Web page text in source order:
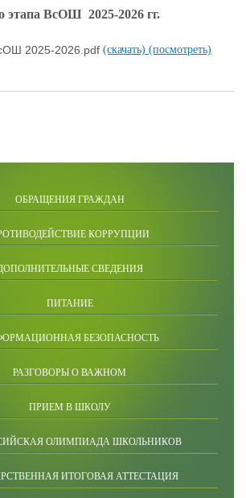
этапа ВсОШ 2025-2026 гг.
2025-2026.pdf (скачать) (посмотреть)
ОБРАЩЕНИЯ ГРАЖДАН
КОРРУПЦИИ
СВЕДЕНИЯ
ПИТАНИЕ
БЕЗОПАСНОСТЬ
РАЗГОВОРЫ О ВАЖНОМ
ПРИЕМ В ШКОЛУ
ОЛИМПИАДА ШКОЛЬНИКОВ
ИТОГОВАЯ АТТЕСТАЦИЯ